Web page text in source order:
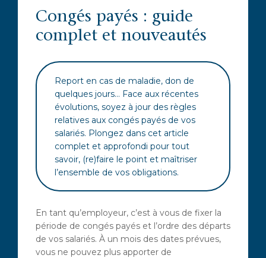
Congés payés : guide
complet et nouveautés
Report en cas de maladie, don de
quelques jours… Face aux récentes
évolutions, soyez à jour des règles
relatives aux congés payés de vos
salariés. Plongez dans cet article
complet et approfondi pour tout
savoir, (re)faire le point et maîtriser
l’ensemble de vos obligations.
En tant qu’employeur, c’est à vous de fixer la
période de congés payés et l’ordre des départs
de vos salariés. À un mois des dates prévues,
vous ne pouvez plus apporter de